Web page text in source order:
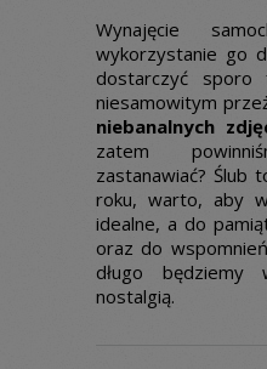
Wynajęcie
wykorzystanie go
dostarczyć sporo
niesamowitym
niebanalnych
zatem
zastanawiać? Ślub
roku, warto, aby
idealne, a do
oraz do
długo
nostalgią.